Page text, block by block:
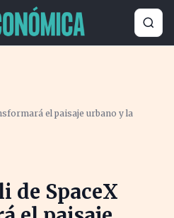
el paisaje urbano y la
de SpaceX